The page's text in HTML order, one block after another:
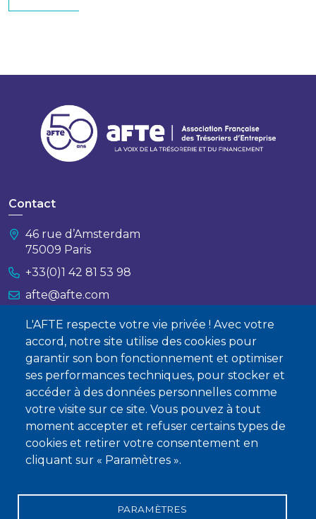
L'AFTE respecte votre vie privée ! Avec votre
accord, notre site utilise des cookies pour
garantir son bon fonctionnement et optimiser
ses performances techniques, pour stocker et
accéder à des données personnelles comme
votre visite sur ce site. Vous pouvez à tout
moment accepter et refuser certains types de
cookies et retirer votre consentement en
cliquant sur « Paramètres ».
PARAMÈTRES
Contact
46 rue d’Amsterdam
75009 Paris
+33(0)1 42 81 53 98
afte@afte.com
Nous contacter
À propos
Qui sommes-nous ?
Devenir membre